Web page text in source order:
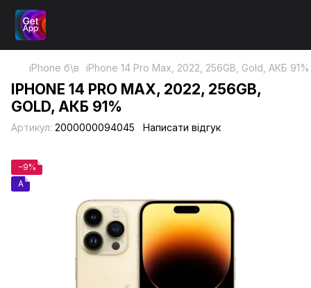
iPhone б\в iPhone 14 Pro Max, 2022, 256GB, Gold, АКБ 91%
IPHONE 14 PRO MAX, 2022, 256GB,
GOLD, АКБ 91%
Артикул: 2000000094045 Написати відгук
−9%
A